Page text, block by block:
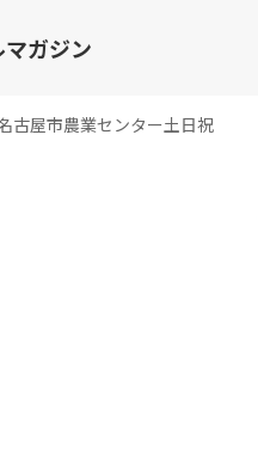
ガジン
古屋市農業センター土日祝